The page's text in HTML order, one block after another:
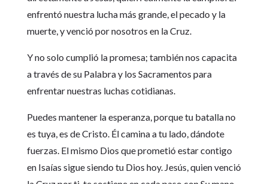
enfrentó nuestra lucha más grande, el pecado y la
muerte, y venció por nosotros en la Cruz.
Y no solo cumplió la promesa; también nos capacita
a través de su Palabra y los Sacramentos para
enfrentar nuestras luchas cotidianas.
Puedes mantener la esperanza, porque tu batalla no
es tuya, es de Cristo. Él camina a tu lado, dándote
fuerzas. El mismo Dios que prometió estar contigo
en Isaías sigue siendo tu Dios hoy. Jesús, quien venció